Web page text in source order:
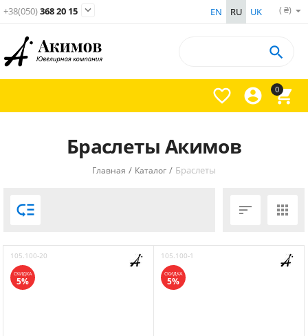
( ₴)
EN RU UK
+38(050)368 20 15 
0




Браслеты Акимов
Главная / Каталог / Браслеты
  
105.100-20
СКИДКА
5%
105.100-1
СКИДКА
5%